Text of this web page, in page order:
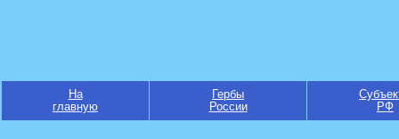
На
главную
Гербы
России
РФ